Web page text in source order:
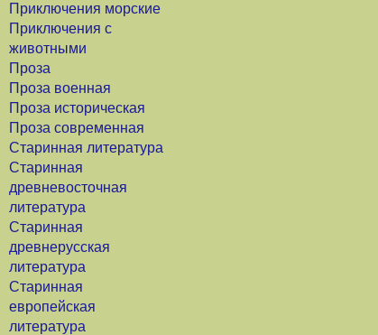
Приключения морские
Приключения с
животными
Проза
Проза военная
Проза историческая
Проза современная
Старинная литература
Старинная
древневосточная
литература
Старинная
древнерусская
литература
Старинная
европейская
литература